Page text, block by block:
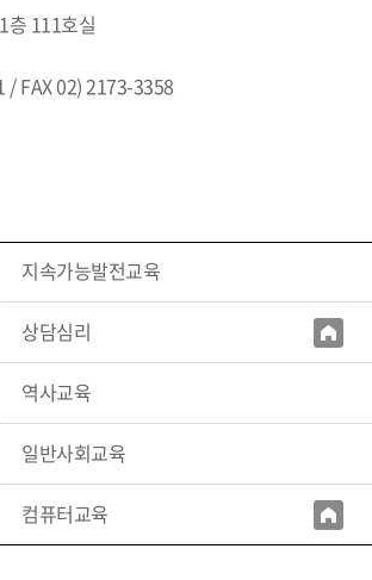
층 111호실
/ FAX 02) 2173-3358
지속가능발전교육
상담심리
역사교육
일반사회교육
컴퓨터교육